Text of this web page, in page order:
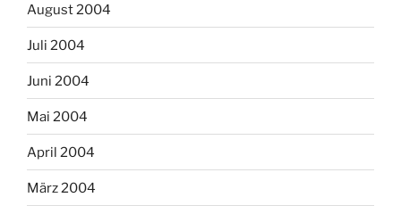
August 2004
Juli 2004
Juni 2004
Mai 2004
April 2004
März 2004